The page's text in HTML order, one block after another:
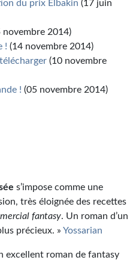
du prix Elbakin (17 juin
novembre 2014)
! (14 novembre 2014)
(10 novembre
! (05 novembre 2014)
s’impose comme une
très éloignée des recettes
fantasy. Un roman d’un
précieux. » Yossarian
excellent roman de fantasy